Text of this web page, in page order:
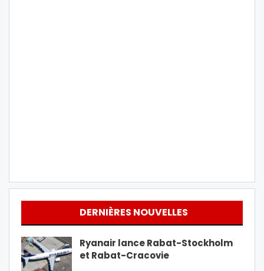
DERNIÈRES NOUVELLES
Ryanair lance Rabat-Stockholm
et Rabat-Cracovie